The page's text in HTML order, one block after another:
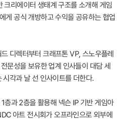
리에이터 생태계 구조를 소개해 게임
게 공식 개방하고 수익을 공유하는 협업
디렉터부터 크래프톤 VP, 스노우플레
문성을 보유한 업계 인사들이 대담 세
각과 날 선 인사이트를 더한다.
과 2층을 활용해 넥슨 IP 기반 게임아
아트 전시회가 오프라인으로 외부에